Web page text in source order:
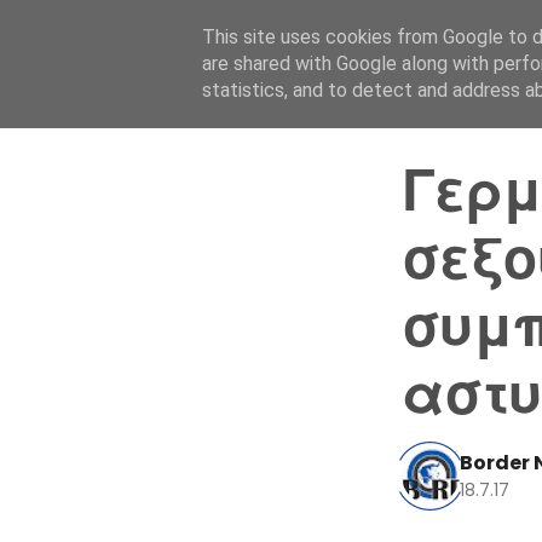
Border
18.7.17
This site uses cookies from Google to
are shared with Google along with
statistics, and to detect and address